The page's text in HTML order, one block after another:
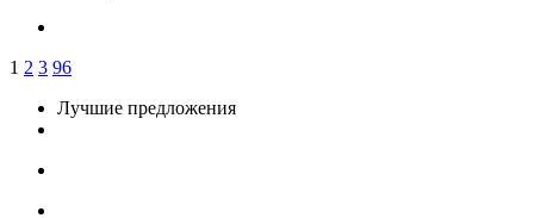
1 2 3 96
Лучшие предложения